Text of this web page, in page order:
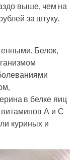
выше, чем на
за штуку.
Белок,
в белке яиц
А и С
куриных и